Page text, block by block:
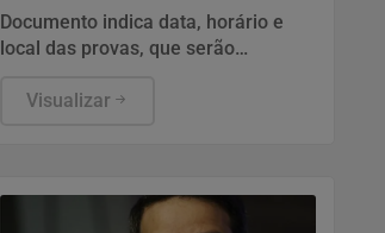
inscrição
Documento indica data, horário e
local das provas, que serão
Visualizar